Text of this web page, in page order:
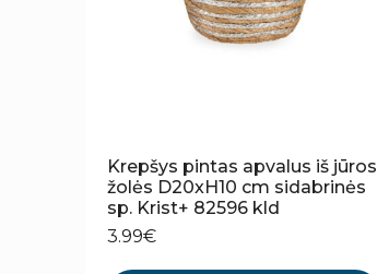
Krepšys pintas apvalus iš jūros
žolės D20xH10 cm sidabrinės
sp. Krist+ 82596 kld
3.99€